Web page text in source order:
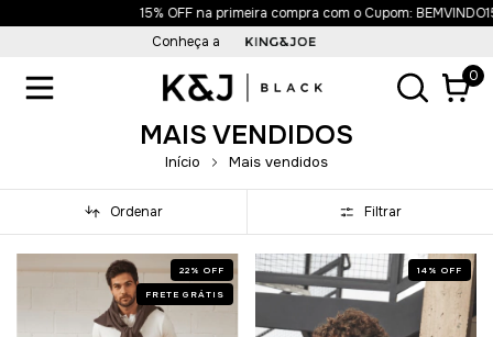
15% OFF na primeira compra com o Cupom: BEMVINDO15
Conheça a
0
MAIS VENDIDOS
Início Mais vendidos
Ordenar Filtrar
22 % OFF
FRETE GRÁTIS
14 % OFF